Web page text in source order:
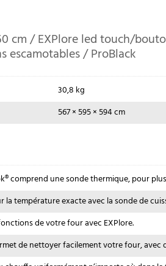
cm / EXPlore led touch/
escamotables / ProBlack
30,8 kg
567 × 595 × 594 cm
comprend une sonde thermique, pour
température exacte avec la sonde de
de votre four avec EXPlore.
de nettoyer facilement votre four, avec